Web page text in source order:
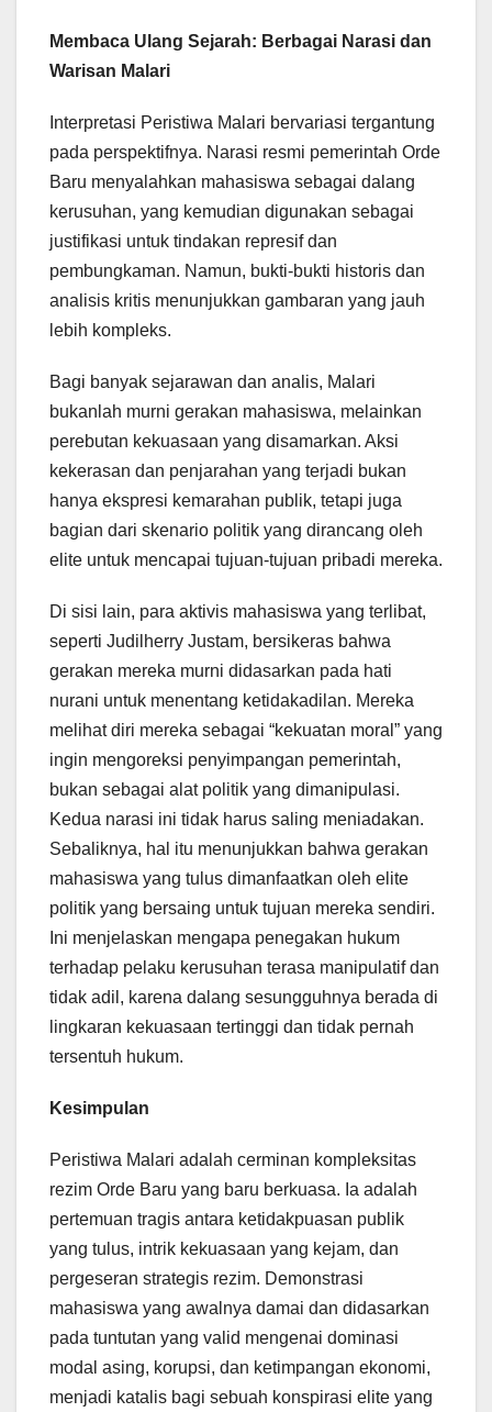
Membaca Ulang Sejarah: Berbagai Narasi dan
Warisan Malari
Interpretasi Peristiwa Malari bervariasi tergantung
pada perspektifnya. Narasi resmi pemerintah Orde
Baru menyalahkan mahasiswa sebagai dalang
kerusuhan, yang kemudian digunakan sebagai
justifikasi untuk tindakan represif dan
pembungkaman. Namun, bukti-bukti historis dan
analisis kritis menunjukkan gambaran yang jauh
lebih kompleks.
Bagi banyak sejarawan dan analis, Malari
bukanlah murni gerakan mahasiswa, melainkan
perebutan kekuasaan yang disamarkan. Aksi
kekerasan dan penjarahan yang terjadi bukan
hanya ekspresi kemarahan publik, tetapi juga
bagian dari skenario politik yang dirancang oleh
elite untuk mencapai tujuan-tujuan pribadi mereka.
Di sisi lain, para aktivis mahasiswa yang terlibat,
seperti Judilherry Justam, bersikeras bahwa
gerakan mereka murni didasarkan pada hati
nurani untuk menentang ketidakadilan. Mereka
melihat diri mereka sebagai “kekuatan moral” yang
ingin mengoreksi penyimpangan pemerintah,
bukan sebagai alat politik yang dimanipulasi.
Kedua narasi ini tidak harus saling meniadakan.
Sebaliknya, hal itu menunjukkan bahwa gerakan
mahasiswa yang tulus dimanfaatkan oleh elite
politik yang bersaing untuk tujuan mereka sendiri.
Ini menjelaskan mengapa penegakan hukum
terhadap pelaku kerusuhan terasa manipulatif dan
tidak adil, karena dalang sesungguhnya berada di
lingkaran kekuasaan tertinggi dan tidak pernah
tersentuh hukum.
Kesimpulan
Peristiwa Malari adalah cerminan kompleksitas
rezim Orde Baru yang baru berkuasa. Ia adalah
pertemuan tragis antara ketidakpuasan publik
yang tulus, intrik kekuasaan yang kejam, dan
pergeseran strategis rezim. Demonstrasi
mahasiswa yang awalnya damai dan didasarkan
pada tuntutan yang valid mengenai dominasi
modal asing, korupsi, dan ketimpangan ekonomi,
menjadi katalis bagi sebuah konspirasi elite yang